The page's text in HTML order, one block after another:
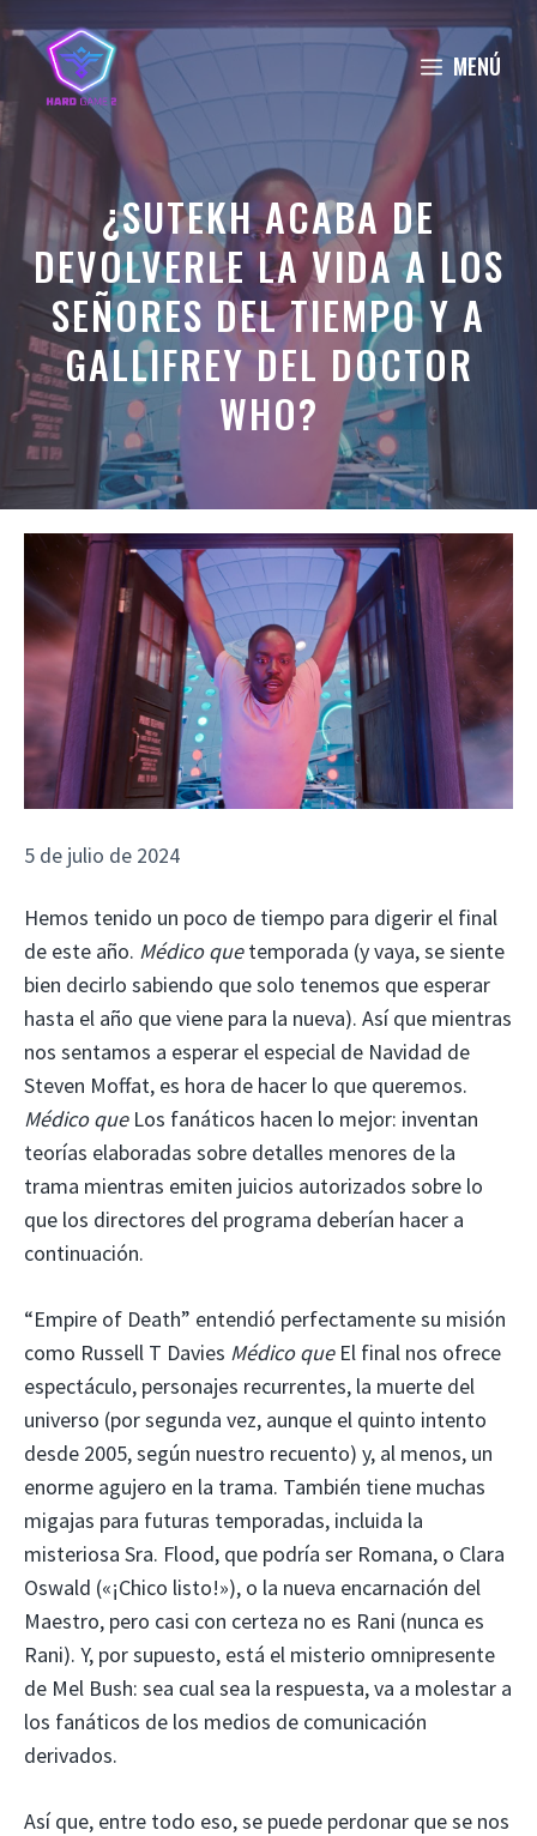
al
contenido
MENÚ
¿SUTEKH ACABA DE
DEVOLVERLE LA VIDA A LOS
SEÑORES DEL TIEMPO Y A
GALLIFREY DEL DOCTOR
WHO?
5 de julio de 2024
Hemos tenido un poco de tiempo para digerir el final
de este año. Médico quetemporada (y vaya, se siente
bien decirlo sabiendo que solo tenemos que esperar
hasta el año que viene para la nueva). Así que mientras
nos sentamos a esperar el especial de Navidad de
Steven Moffat, es hora de hacer lo que queremos.
Médico queLos fanáticos hacen lo mejor: inventan
teorías elaboradas sobre detalles menores de la
trama mientras emiten juicios autorizados sobre lo
que los directores del programa deberían hacer a
continuación.
“Empire of Death” entendió perfectamente su misión
como Russell T Davies Médico queEl final nos ofrece
espectáculo, personajes recurrentes, la muerte del
universo (por segunda vez, aunque el quinto intento
desde 2005, según nuestro recuento) y, al menos, un
enorme agujero en la trama. También tiene muchas
migajas para futuras temporadas, incluida la
misteriosa Sra. Flood, que podría ser Romana, o Clara
Oswald («¡Chico listo!»), o la nueva encarnación del
Maestro, pero casi con certeza no es Rani (nunca es
Rani). Y, por supuesto, está el misterio omnipresente
de Mel Bush: sea cual sea la respuesta, va a molestar a
los fanáticos de los medios de comunicación
derivados.
Así que, entre todo eso, se puede perdonar que se nos